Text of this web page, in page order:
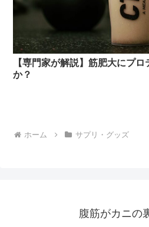
【専門家が解説】筋肥大にプ
か？
ホーム サプリ・グッズ
腹筋がカニの